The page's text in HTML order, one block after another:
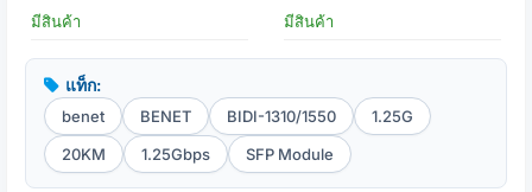
มีสินค้า มีสินค้า
แท็ก:
benet BENET BIDI-1310/1550
1.25G
20KM
1.25Gbps SFP Module